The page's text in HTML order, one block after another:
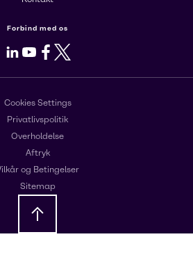
Forbind med os
LinkedIn
Youtube
Facebook
X
Cookies Settings
Privatlivspolitik
Overholdelse
Aftryk
og Betingelser
Sitemap